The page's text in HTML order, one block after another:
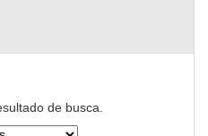
de busca.